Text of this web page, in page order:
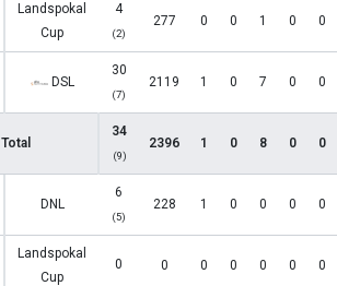
Landspokal
Cup
4
(2)
277 0 0 1 0 0
DSL
30
(7)
2119 1 0 7 0 0
Total
34
(9)
2396 1 0 8 0 0
DNL
6
(5)
228 1 0 0 0 0
Landspokal
Cup
0 0 0 0 0 0 0